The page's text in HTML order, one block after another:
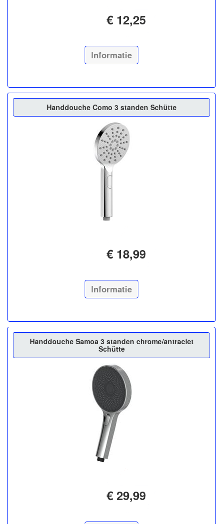
€ 12,25
Informatie
Handdouche Como 3 standen Schütte
€ 18,99
Informatie
Handdouche Samoa 3 standen chrome/antraciet
Schütte
€ 29,99